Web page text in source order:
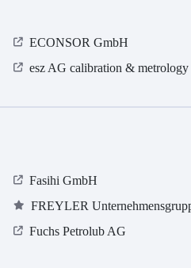
ECONSOR GmbH
esz AG calibration & metrology
Fasihi GmbH
FREYLER
Fuchs Petrolub AG